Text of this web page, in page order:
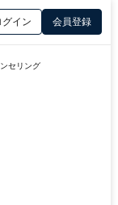
グイン 会員登録
セリング